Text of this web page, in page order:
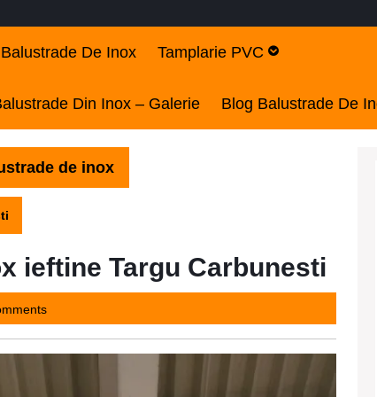
Balustrade De Inox Tamplarie PVC
Din Inox – Galerie Blog Balustrade De
de inox
ieftine Targu Carbunesti